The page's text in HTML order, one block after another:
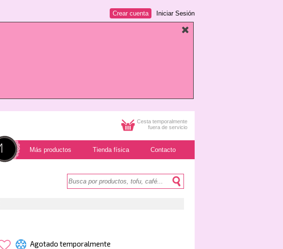
Iniciar Sesión
Crear cuenta
Cesta temporalmente
fuera de servicio
Más productos Tienda física Contacto
Agotado temporalmente